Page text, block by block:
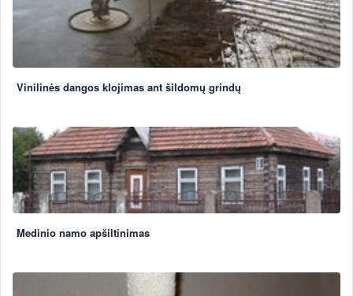
Vinilinės dangos klojimas ant šildomų grindų
Medinio namo apšiltinimas